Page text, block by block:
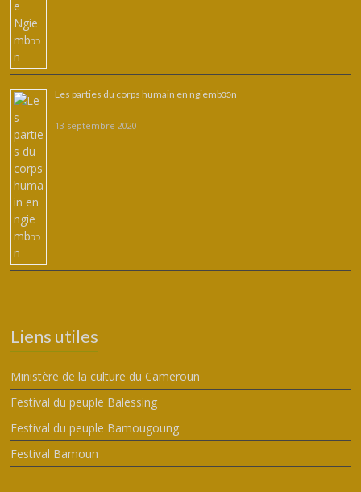
Les parties du corps humain en ngiembↄↄn
13 septembre 2020
Liens utiles
Ministère de la culture du Cameroun
Festival du peuple Balessing
Festival du peuple Bamougoung
Festival Bamoun